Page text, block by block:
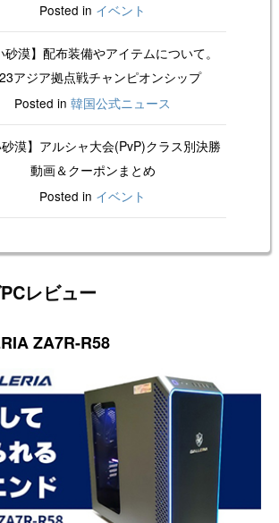
Posted in イベント
砂漠】配布装備やアイテムについて。
アジア拠点戦チャンピオンシップ
Posted in 韓国公式ニュース
砂漠】アルシャ大会(PvP)クラス別決勝
動画＆クーポンまとめ
Posted in イベント
レビュー
ZA7R-R58